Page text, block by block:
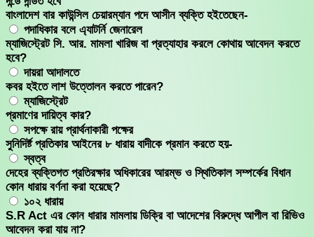
বাংলাদেশ বার কাউন্সিল চেয়ারম্যান পদে আসীন ব্যক্তি হইতেছেন-
পদাধিকার বলে এ্যাটর্নি জেনারেল
ম্যাজিস্ট্রেট সি. আর. মামলা খারিজ বা প্রত্যাহার করলে কোথায় আবেদন করতে
হবে?
দায়রা আদালতে
কবর হইতে লাশ উত্তোলন করতে পারেন?
ম্যাজিস্ট্রেট
প্রমাণের দায়িত্ব কার?
সপক্ষে রায় প্রার্থনাকারী পক্ষের
সুনিদির্ষ্ট প্রতিকার আইনের ৮ ধারায় বাদীকে প্রমান করতে হয়-
স্বত্ব
দেহের ব্যক্তিগত প্রতিরক্ষার অধিকারের আরম্ভ ও স্থিতিকাল সম্পর্কের বিধান
কোন ধারায় বর্ণনা করা হয়েছে?
১০২ ধারায়
S.R Act এর কোন ধারার মামলায় ডিক্রি বা আদেশের বিরুদ্ধে আপীল বা রিভিও
আবেদন করা যায় না?